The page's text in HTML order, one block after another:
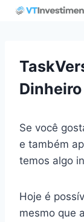
Pular
Se você
e também
temos algo
Hoje é
mesmo que